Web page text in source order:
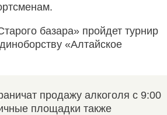
базара» пройдет турнир
«Алтайское
продажу алкоголя с 9:00
площадки также